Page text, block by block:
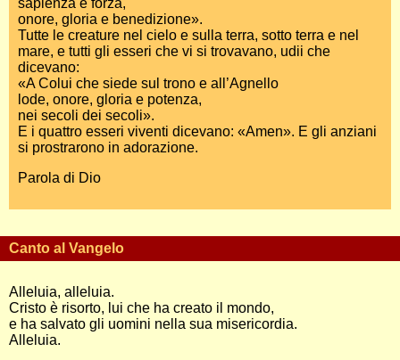
sapienza e forza,
onore, gloria e benedizione».
Tutte le creature nel cielo e sulla terra, sotto terra e nel
mare, e tutti gli esseri che vi si trovavano, udii che
dicevano:
«A Colui che siede sul trono e all’Agnello
lode, onore, gloria e potenza,
nei secoli dei secoli».
E i quattro esseri viventi dicevano: «Amen». E gli anziani
si prostrarono in adorazione.
Parola di Dio
Canto al Vangelo
Alleluia, alleluia.
Cristo è risorto, lui che ha creato il mondo,
e ha salvato gli uomini nella sua misericordia.
Alleluia.